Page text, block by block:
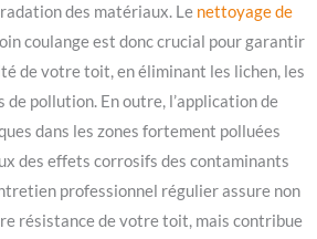
des matériaux. Le nettoyage de
coulange est donc crucial pour garantir
de votre toit, en éliminant les lichen, les
de pollution. En outre, l’application de
dans les zones fortement polluées
des effets corrosifs des contaminants
professionnel régulier assure non
résistance de votre toit, mais contribue